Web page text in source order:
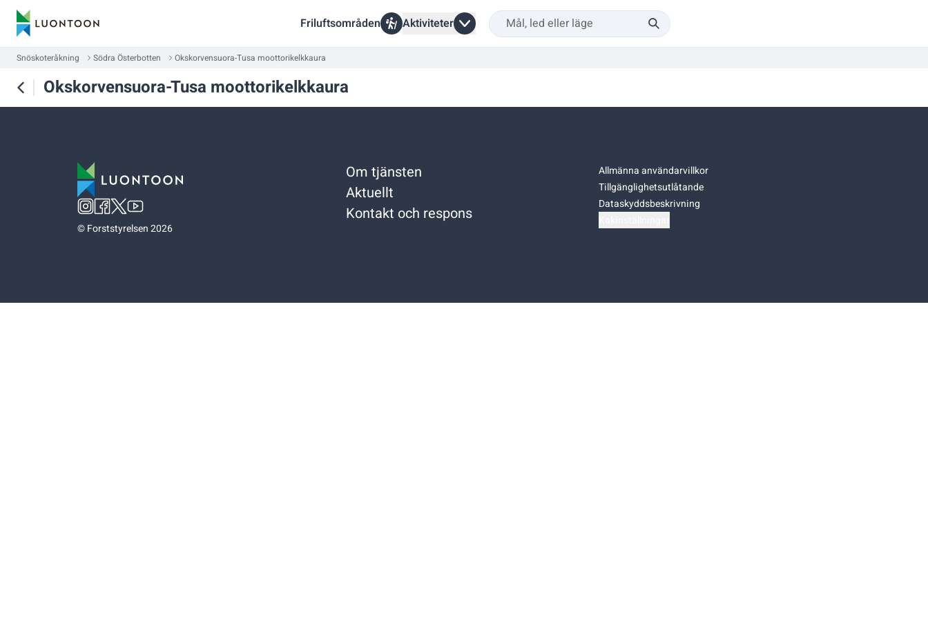
Friluftsområden Aktiviteter
Snöskoteråkning Södra Österbotten Okskorvensuora-Tusa moottorikelkkaura
Okskorvensuora-Tusa moottorikelkkaura
©Forststyrelsen 2026
Om tjänsten
Aktuellt
Kontakt och respons
Allmänna användarvillkor
Tillgänglighetsutlåtande
Dataskyddsbeskrivning